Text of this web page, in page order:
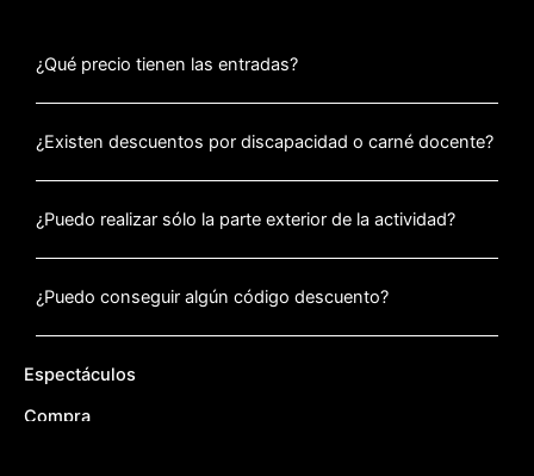
Espectáculos
Compra
¿Qué precio tienen las entradas?
¿Existen descuentos por discapacidad o carné docente?
¿Puedo realizar sólo la parte exterior de la actividad?
¿Puedo conseguir algún código descuento?